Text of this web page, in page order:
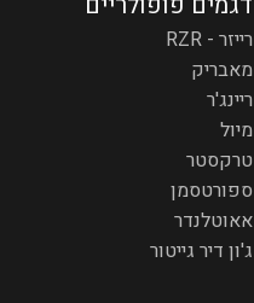
רייזר - RZR
מאבריק
ריינג'ר
מיול
טרקסטר
ספורטסמן
אאוטלנדר
ג'ון דיר גייטור